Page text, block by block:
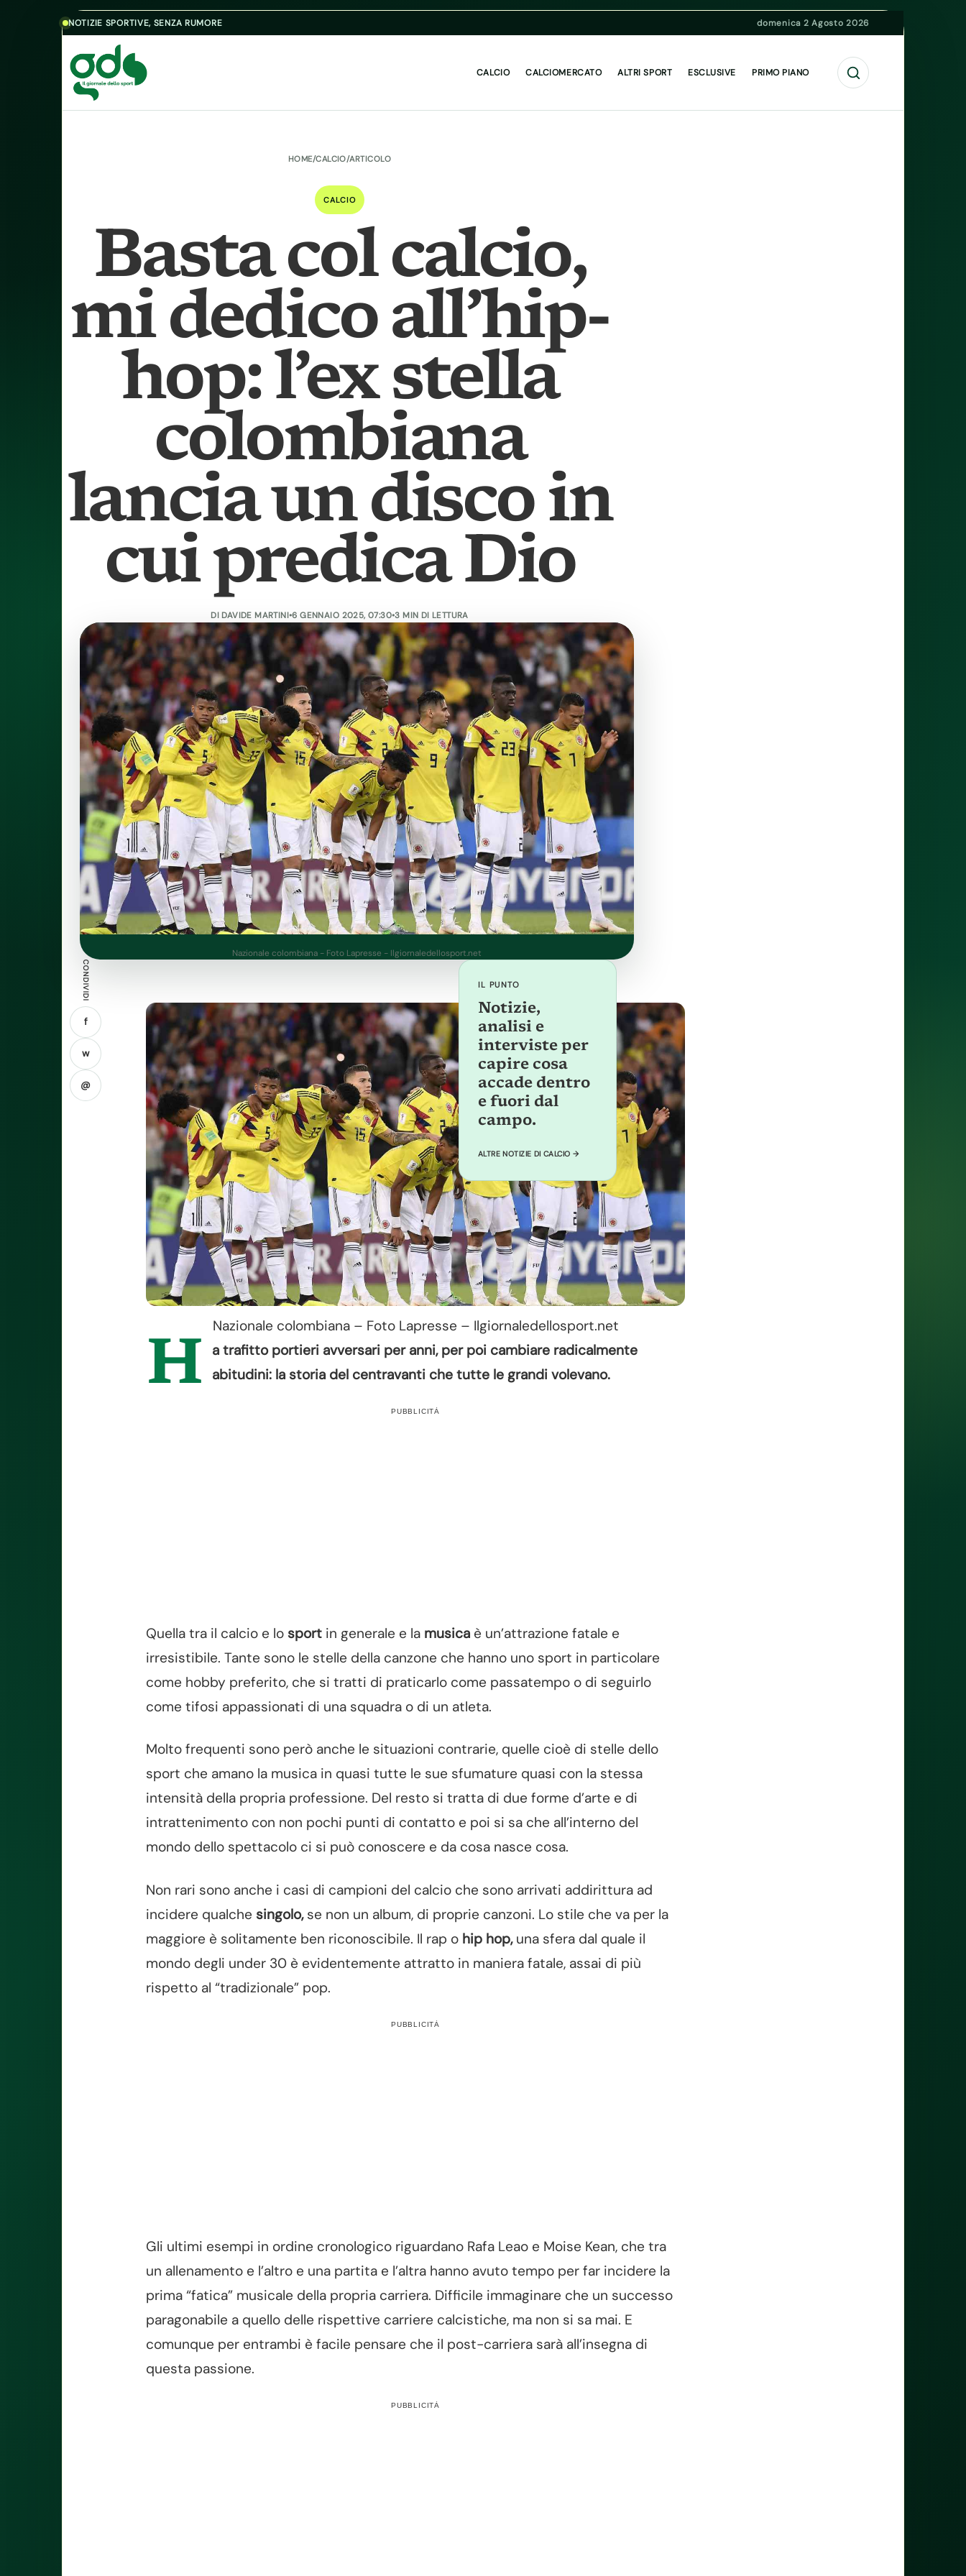
Skip to content
NOTIZIE SPORTIVE, SENZA RUMORE domenica 2 Agosto 2026
CALCIO CALCIOMERCATO ALTRI SPORT ESCLUSIVE PRIMO PIANO Cerca
HOME/CALCIO/ARTICOLO
CALCIO
Basta col calcio,
mi dedico all’hip-
hop: l’ex stella
colombiana
lancia un disco in
cui predica Dio
DI DAVIDE MARTINI•6 GENNAIO 2025, 07:30•3 MIN DI LETTURA
Nazionale colombiana - Foto Lapresse - Ilgiornaledellosport.net
CONDIVIDI
f
w
@
Nazionale colombiana – Foto Lapresse – Ilgiornaledellosport.net
H
a trafitto portieri avversari per anni, per poi cambiare radicalmente
abitudini: la storia del centravanti che tutte le grandi volevano.
PUBBLICITÀ
Quella tra il calcio e lo sport in generale e la musica è un’attrazione fatale e
irresistibile. Tante sono le stelle della canzone che hanno uno sport in particolare
come hobby preferito, che si tratti di praticarlo come passatempo o di seguirlo
come tifosi appassionati di una squadra o di un atleta.
Molto frequenti sono però anche le situazioni contrarie, quelle cioè di stelle dello
sport che amano la musica in quasi tutte le sue sfumature quasi con la stessa
intensità della propria professione. Del resto si tratta di due forme d’arte e di
intrattenimento con non pochi punti di contatto e poi si sa che all’interno del
mondo dello spettacolo ci si può conoscere e da cosa nasce cosa.
Non rari sono anche i casi di campioni del calcio che sono arrivati addirittura ad
incidere qualche singolo,se non un album, di proprie canzoni. Lo stile che va per la
maggiore è solitamente ben riconoscibile. Il rap o hip hop,una sfera dal quale il
mondo degli under 30 è evidentemente attratto in maniera fatale, assai di più
rispetto al “tradizionale” pop.
PUBBLICITÀ
Gli ultimi esempi in ordine cronologico riguardano Rafa Leao e Moise Kean, che tra
un allenamento e l’altro e una partita e l’altra hanno avuto tempo per far incidere la
prima “fatica” musicale della propria carriera. Difficile immaginare che un successo
paragonabile a quello delle rispettive carriere calcistiche, ma non si sa mai. E
comunque per entrambi è facile pensare che il post-carriera sarà all’insegna di
questa passione.
PUBBLICITÀ
IL PUNTO
Notizie,
analisi e
interviste per
capire cosa
accade dentro
e fuori dal
campo.
ALTRE NOTIZIE DI CALCIO →